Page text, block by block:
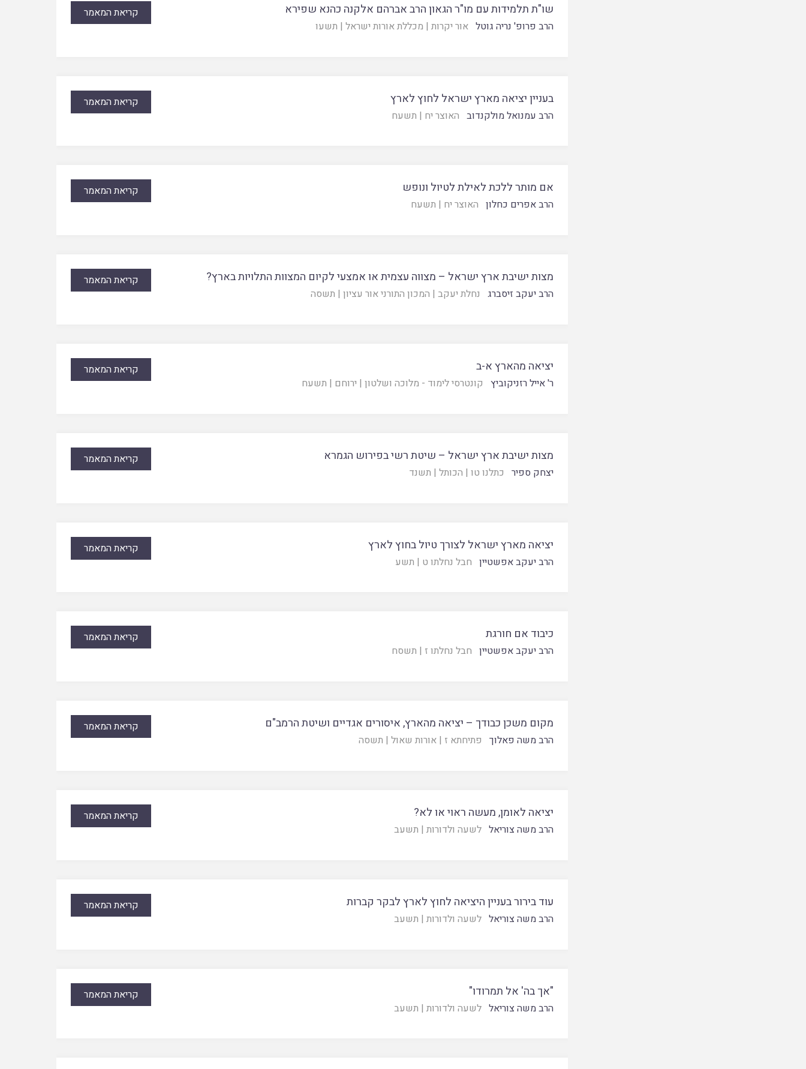
שו"ת תלמידות עם מו"ר הגאון הרב אברהם אלקנה כהנא שפירא
הרב פרופ' נריה גוטל אור יקרות | מכללת אורות ישראל | תשעו
קריאת המאמר
בעניין יציאה מארץ ישראל לחוץ לארץ
הרב עמנואל מולקנדוב האוצר יח | תשעח
קריאת המאמר
אם מותר ללכת לאילת לטיול ונופש
הרב אפרים כחלון האוצר יח | תשעח
קריאת המאמר
מצות ישיבת ארץ ישראל – מצווה עצמית או אמצעי לקיום המצוות התלויות בארץ?
הרב יעקב זיסברג נחלת יעקב | המכון התורני אור עציון | תשסה
קריאת המאמר
יציאה מהארץ א-ב
ר' אייל רזניקוביץ קונטרסי לימוד - מלוכה ושלטון | ירוחם | תשעח
קריאת המאמר
מצות ישיבת ארץ ישראל – שיטת רשי בפירוש הגמרא
יצחק ספיר כתלנו טו | הכותל | תשנד
קריאת המאמר
יציאה מארץ ישראל לצורך טיול בחוץ לארץ
הרב יעקב אפשטיין חבל נחלתו ט | תשע
קריאת המאמר
כיבוד אם חורגת
הרב יעקב אפשטיין חבל נחלתו ז | תשסח
קריאת המאמר
מקום משכן כבודך – יציאה מהארץ, איסורים אגדיים ושיטת הרמב"ם
הרב משה פאלוך פתיחתא ז |אורות שאול | תשסה
קריאת המאמר
יציאה לאומן, מעשה ראוי או לא?
הרב משה צוריאל לשעה ולדורות | תשעב
קריאת המאמר
עוד בירור בעניין היציאה לחוץ לארץ לבקר קברות
הרב משה צוריאל לשעה ולדורות | תשעב
קריאת המאמר
"אך בה' אל תמרודו"
הרב משה צוריאל לשעה ולדורות | תשעב
קריאת המאמר